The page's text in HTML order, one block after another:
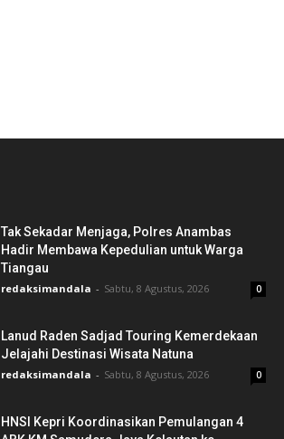
Tak Sekadar Menjaga, Polres Anambas
Hadir Membawa Kepedulian untuk Warga
Tiangau
redaksimandala - Sabtu, 8 Agustus, 2026 0
Lanud Raden Sadjad Touring Kemerdekaan
Jelajahi Destinasi Wisata Natuna
redaksimandala - Sabtu, 8 Agustus, 2026 0
HNSI Kepri Koordinasikan Pemulangan 4